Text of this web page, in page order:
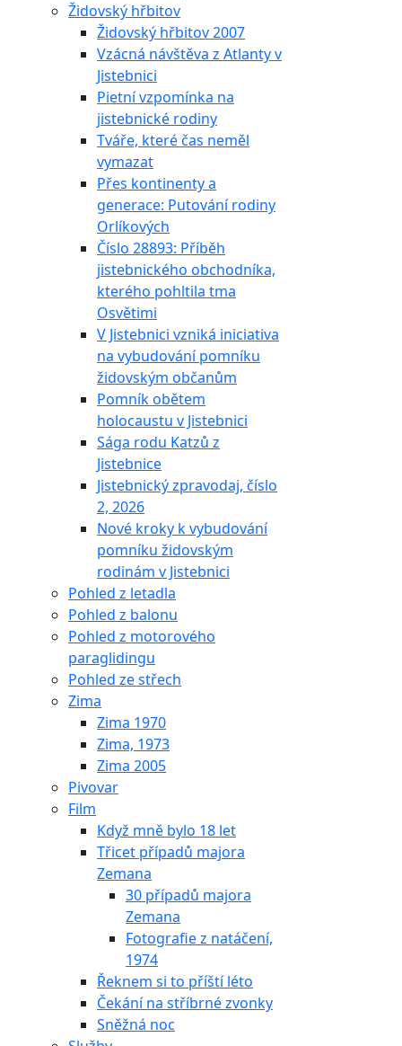
Židovský hřbitov
Židovský hřbitov 2007
Vzácná návštěva z Atlanty v
Jistebnici
Pietní vzpomínka na
jistebnické rodiny
Tváře, které čas neměl
vymazat
Přes kontinenty a
generace: Putování rodiny
Orlíkových
Číslo 28893: Příběh
jistebnického obchodníka,
kterého pohltila tma
Osvětimi
V Jistebnici vzniká iniciativa
na vybudování pomníku
židovským občanům
Pomník obětem
holocaustu v Jistebnici
Sága rodu Katzů z
Jistebnice
Jistebnický zpravodaj, číslo
2, 2026
Nové kroky k vybudování
pomníku židovským
rodinám v Jistebnici
Pohled z letadla
Pohled z balonu
Pohled z motorového
paraglidingu
Pohled ze střech
Zima
Zima 1970
Zima, 1973
Zima 2005
Pivovar
Film
Když mně bylo 18 let
Třicet případů majora
Zemana
30 případů majora
Zemana
Fotografie z natáčení,
1974
Řeknem si to příští léto
Čekání na stříbrné zvonky
Sněžná noc